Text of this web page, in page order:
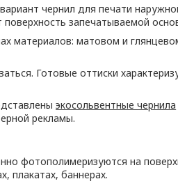
чернил для печати
запечатываемой
материалов: матовом и
Готовые оттиски
экосольвентные чернила
рекламы.
фотополимеризуются на
плакатах, баннерах.